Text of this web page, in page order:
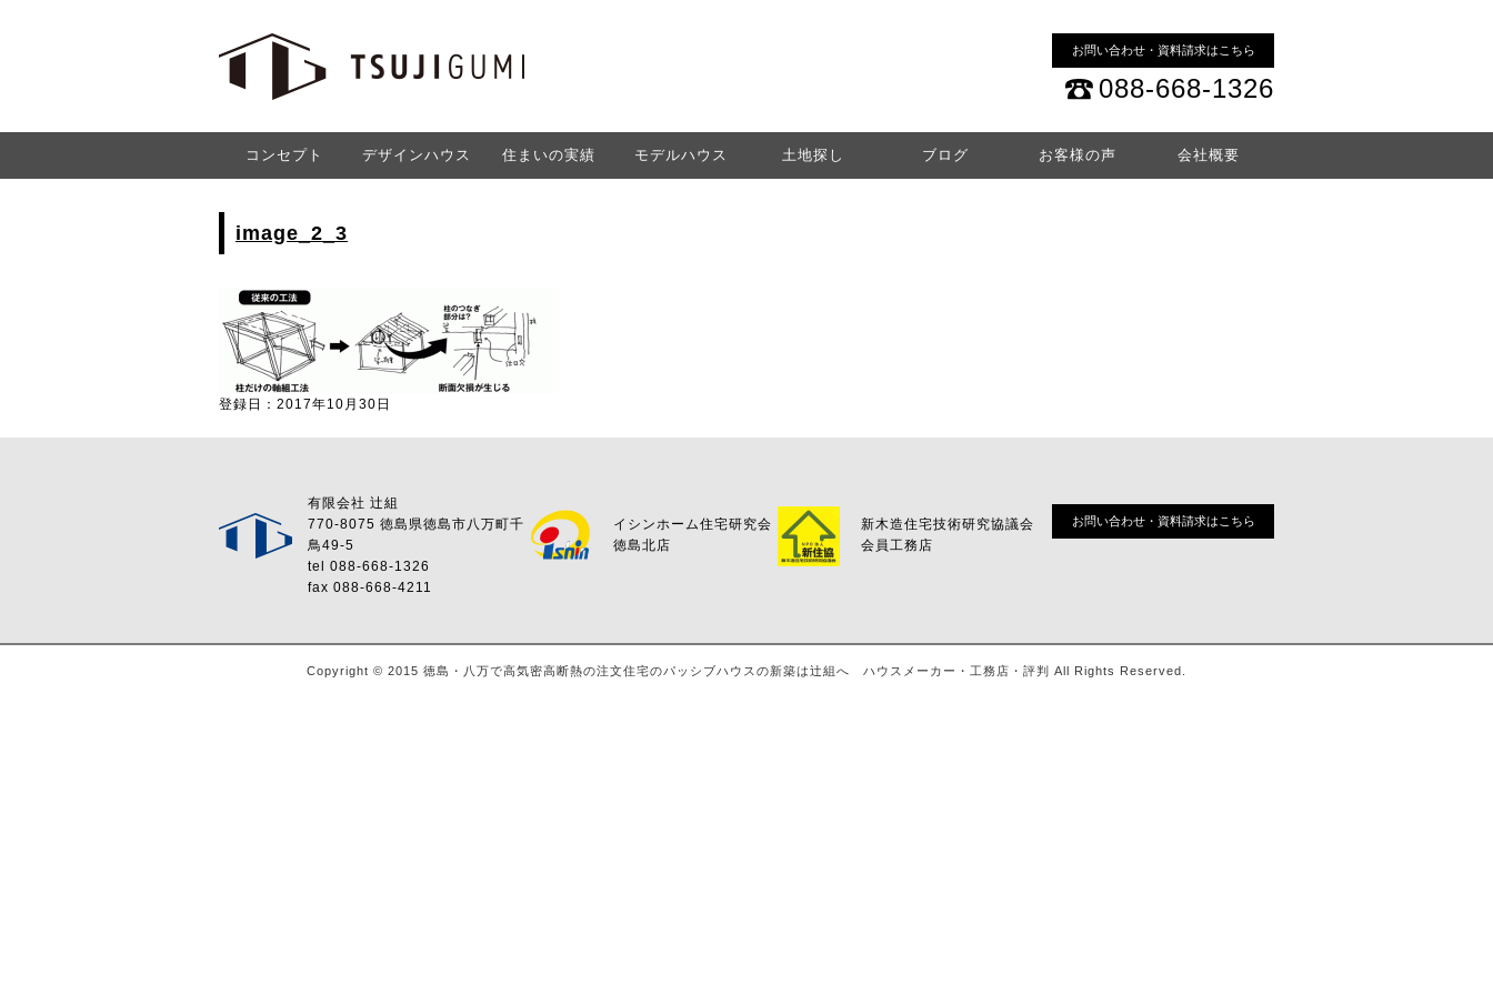
お問い合わせ・資料請求はこちら
088-668-1326
コンセプト デザインハウス 住まいの実績 モデルハウス 土地探し ブログ お客様の声 会社概要
image_2_3
登録日：2017年10月30日
有限会社 辻組
770-8075 徳島県徳島市八万町千
鳥49-5
tel 088-668-1326
fax 088-668-4211
イシンホーム住宅研究会
徳島北店
新木造住宅技術研究協議会
会員工務店
お問い合わせ・資料請求はこちら
Copyright © 2015 徳島・八万で高気密高断熱の注文住宅のパッシブハウスの新築は辻組へ ハウスメーカー・工務店・評判 All Rights Reserved.